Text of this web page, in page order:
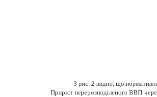
З рис. 2 видно, що
Приріст перерозподіленого ВВП